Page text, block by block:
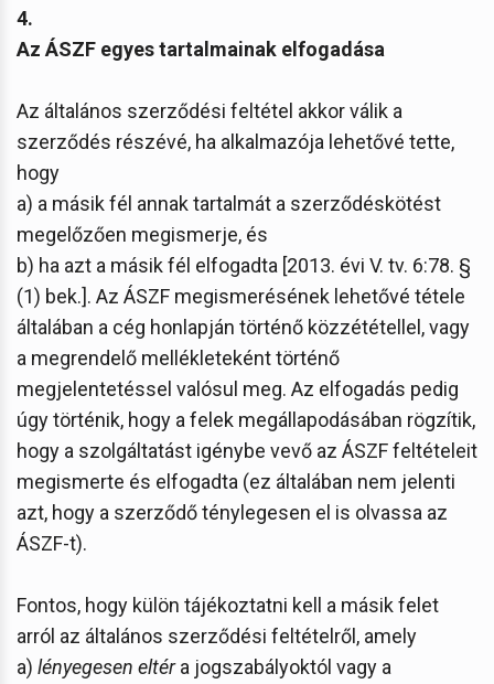
4.
Az ÁSZF egyes tartalmainak elfogadása
Az általános szerződési feltétel akkor válik a
szerződés részévé, ha alkalmazója lehetővé tette,
hogy
a) a másik fél annak tartalmát a szerződéskötést
megelőzően megismerje, és
b) ha azt a másik fél elfogadta [2013. évi V. tv. 6:78. §
(1) bek.]. Az ÁSZF megismerésének lehetővé tétele
általában a cég honlapján történő közzététellel, vagy
a megrendelő mellékleteként történő
megjelentetéssel valósul meg. Az elfogadás pedig
úgy történik, hogy a felek megállapodásában rögzítik,
hogy a szolgáltatást igénybe vevő az ÁSZF feltételeit
megismerte és elfogadta (ez általában nem jelenti
azt, hogy a szerződő ténylegesen el is olvassa az
ÁSZF-t).
Fontos, hogy külön tájékoztatni kell a másik felet
arról az általános szerződési feltételről, amely
a) lényegesen eltéra jogszabályoktól vagy a